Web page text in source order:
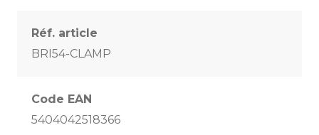
Réf. article
BRI54-CLAMP
Code EAN
5404042518366